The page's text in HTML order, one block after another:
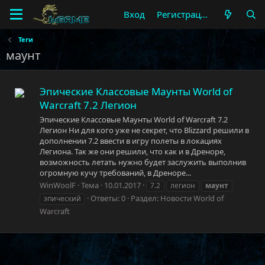
Вход Регистрация
Теги
маунт
Эпические Классовые Маунты World of
Warcraft 7.2 Легион
Эпические Классовые Маунты World of Warcraft 7.2
Легион Ни для кого уже не секрет, что Blizzard решили в
дополнении 7.2 ввести в игру полеты в локациях
Легиона. Так же они решили, что как и в Дреноре,
возможность летать нужно будет заслужить выполнив
огромную кучу требований, в Дреноре...
WinWoolF Тема 10.01.2017 7.2 легион
маунт
эпический
Ответы: 0 Раздел: Новости World of
Warcraft